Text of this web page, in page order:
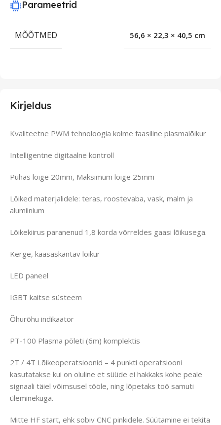
Kirjeldus
Kvaliteetne PWM tehnoloogia kolme faasiline plasmalõikur
Intelligentne digitaalne kontroll
Puhas lõige 20mm, Maksimum lõige 25mm
Lõiked materjalidele: teras, roostevaba, vask, malm ja
alumiinium
Lõikekiirus paranenud 1,8 korda võrreldes gaasi lõikusega.
Kerge, kaasaskantav lõikur
LED paneel
IGBT kaitse süsteem
Õhurõhu indikaator
PT-100 Plasma põleti (6m) komplektis
2T / 4T Lõikeoperatsioonid – 4 punkti operatsiooni
kasutatakse kui on oluline et süüde ei hakkaks kohe peale
signaali täiel võimsusel tööle, ning lõpetaks töö samuti
üleminekuga.
Mitte HF start, ehk sobiv CNC pinkidele. Süütamine ei tekita
Parameetrid
MÕÕTMED 56,6 × 22,3 × 40,5 cm